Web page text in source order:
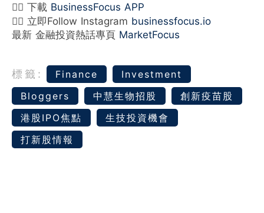
👉🏻 下載 BusinessFocus APP
👉🏻 立即Follow Instagram businessfocus.io
最新 金融投資熱話專頁 MarketFocus
標籤: Finance
Investment
Bloggers
中慧生物招股
創新疫苗股
港股IPO焦點
生技投資機會
打新股情報